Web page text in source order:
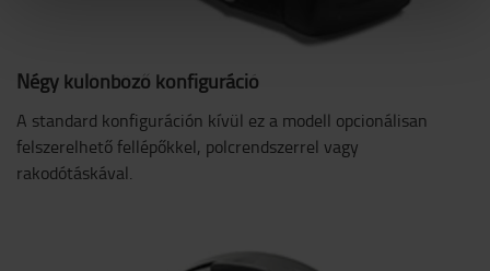
Négy különböző konfiguráció
A standard konfiguráción kívül ez a modell opcionálisan
felszerelhető fellépőkkel, polcrendszerrel vagy
rakodótáskával.